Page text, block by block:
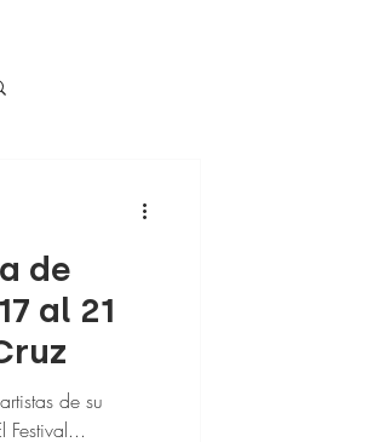
de
al 21
de su
Festival...